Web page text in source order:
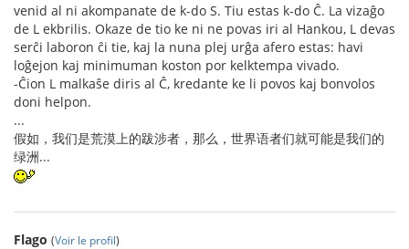
venid al ni akompanate de k-do S. Tiu estas k-do Ĉ. La vizaĝo
de L ekbrilis. Okaze de tio ke ni ne povas iri al Hankou, L devas
serĉi laboron ĉi tie, kaj la nuna plej urĝa afero estas: havi
loĝejon kaj minimuman koston por kelktempa vivado.
-Ĉion L malkaŝe diris al Ĉ, kredante ke li povos kaj bonvolos
doni helpon.
...
假如，我们是荒漠上的跋涉者，那么，世界语者们就可能是我们的
绿洲...
Flago (Voir le profil)